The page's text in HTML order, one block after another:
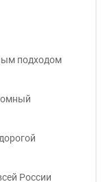
подходом
России